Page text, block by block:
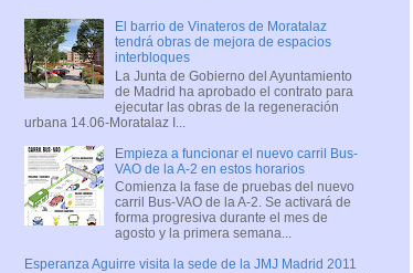
El barrio de Vinateros de Moratalaz
tendrá obras de mejora de espacios
interbloques
La Junta de Gobierno del Ayuntamiento
de Madrid ha aprobado el contrato para
ejecutar las obras de la regeneración
urbana 14.06-Moratalaz I...
Empieza a funcionar el nuevo carril Bus-
VAO de la A-2 en estos horarios
Comienza la fase de pruebas del nuevo
carril Bus-VAO de la A-2. Se activará de
forma progresiva durante el mes de
agosto y la primera semana...
Esperanza Aguirre visita la sede de la JMJ Madrid 2011